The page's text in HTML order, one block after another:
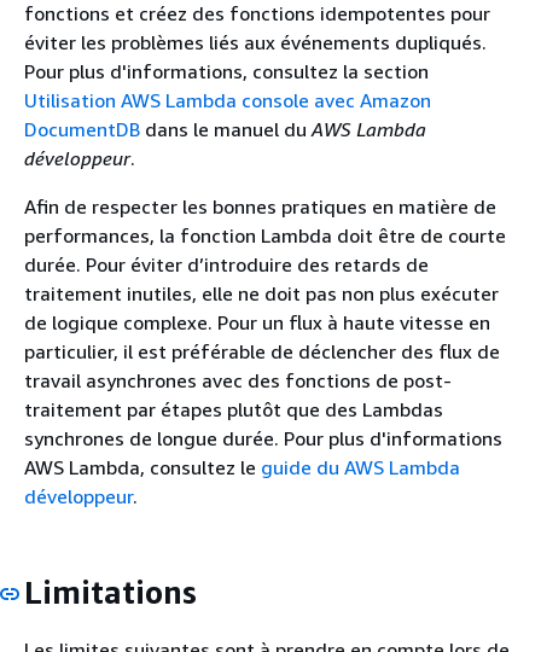
fonctions et créez des fonctions idempotentes pour
éviter les problèmes liés aux événements dupliqués.
Pour plus d'informations, consultez la section
Utilisation AWS Lambda console avec Amazon
DocumentDB dans le manuel duAWS Lambda
développeur.
Afin de respecter les bonnes pratiques en matière de
performances, la fonction Lambda doit être de courte
durée. Pour éviter d’introduire des retards de
traitement inutiles, elle ne doit pas non plus exécuter
de logique complexe. Pour un flux à haute vitesse en
particulier, il est préférable de déclencher des flux de
travail asynchrones avec des fonctions de post-
traitement par étapes plutôt que des Lambdas
synchrones de longue durée. Pour plus d'informations
AWS Lambda, consultez le guide du AWS Lambda
développeur.
Limitations